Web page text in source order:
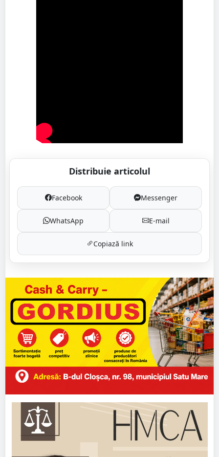
Distribuie articolul
Facebook Messenger
WhatsApp E-mail
Copiază link